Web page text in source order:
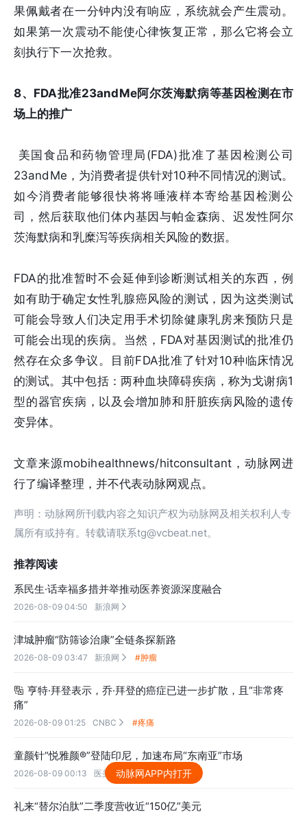
果佩戴者在一分钟内没有响应，系统就会产生震动。
如果第一次震动不能使心律恢复正常，那么它将会立
刻执行下一次抢救。
8、FDA批准23andMe阿尔茨海默病等基因检测在市
场上的推广
美国食品和药物管理局(FDA)批准了基因检测公司
23andMe，为消费者提供针对10种不同情况的测试。
如今消费者能够很快将将唾液样本寄给基因检测公
司，然后获取他们体内基因与帕金森病、迟发性阿尔
茨海默病和乳糜泻等疾病相关风险的数据。
FDA的批准暂时不会延伸到诊断测试相关的东西，例
如有助于确定女性乳腺癌风险的测试，因为这类测试
可能会导致人们决定用手术切除健康乳房来预防只是
可能会出现的疾病。当然，FDA对基因测试的批准仍
然存在众多争议。目前FDA批准了针对10种临床情况
的测试。其中包括：两种血块障碍疾病，称为戈谢病1
型的器官疾病，以及会增加肺和肝脏疾病风险的遗传
变异体。
文章来源mobihealthnews/hitconsultant，动脉网进
行了编译整理，并不代表动脉网观点。
声明：动脉网所刊载内容之知识产权为动脉网及相关权利人专
属所有或持有。转载请联系tg@vcbeat.net。
推荐阅读
系民生·话幸福多措并举推动医养资源深度融合
2026-08-09 04:50 新浪网 
津城肿瘤“防筛诊治康”全链条探新路
2026-08-09 03:47 新浪网  #肿瘤
 亨特·拜登表示，乔·拜登的癌症已进一步扩散，且“非常疼
痛”
2026-08-09 01:25 CNBC  #疼痛
童颜针“悦雅颜®”登陆印尼，加速布局“东南亚”市场
2026-08-09 00:13 医美部落
礼来“替尔泊肽”二季度营收近“150亿”美元
动脉网APP内打开